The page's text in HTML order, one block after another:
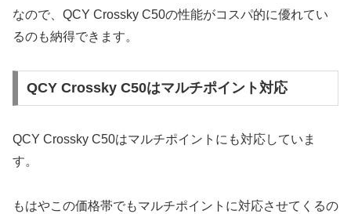
なので、QCY Crossky C50の性能がコスパ的に優れてい
るのも納得できます。
QCY Crossky C50はマルチポイント対応
QCY Crossky C50はマルチポイントにも対応していま
す。
もはやこの価格帯でもマルチポイントに対応させてくるの